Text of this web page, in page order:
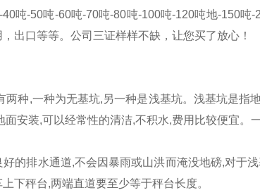
吨-50吨-60吨-70吨-80吨-100吨-120吨地-150吨
出口等等。公司三证样样不缺，让您买了放心！
种,一种为无基坑,另一种是浅基坑。浅基坑是指
安装,可以经常性的清洁,不积水,费用比较便宜。
的排水通道,不会因暴雨或山洪而淹没地磅,对于
下秤台,两端直道要至少等于秤台长度。